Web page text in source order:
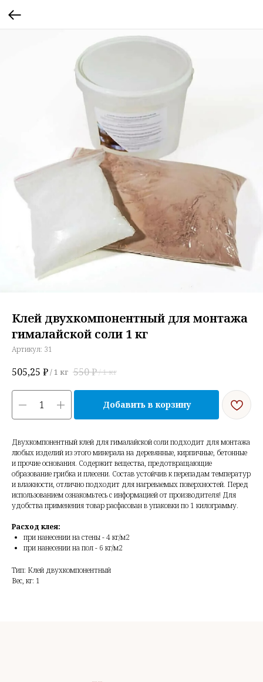
Клей двухкомпонентный для монтажа
гималайской соли 1 кг
Артикул: 31
505,25 ₽/1 кг 550₽/1 кг
Добавить в корзину
Двухкомпонентный клей для гималайской соли подходит для монтажа
любых изделий из этого минерала на деревянные, кирпичные, бетонные
и прочие основания. Содержит вещества, предотвращающие
образование грибка и плесени. Состав устойчив к перепадам температур
и влажности, отлично подходит для нагреваемых поверхностей. Перед
использованием ознакомьтесь с информацией от производителя! Для
удобства применения товар расфасован в упаковки по 1 килограмму.
Расход клея:
при нанесении на стены - 4 кг/м2
при нанесении на пол - 6 кг/м2
Тип: Клей двухкомпонентный
Вес, кг: 1